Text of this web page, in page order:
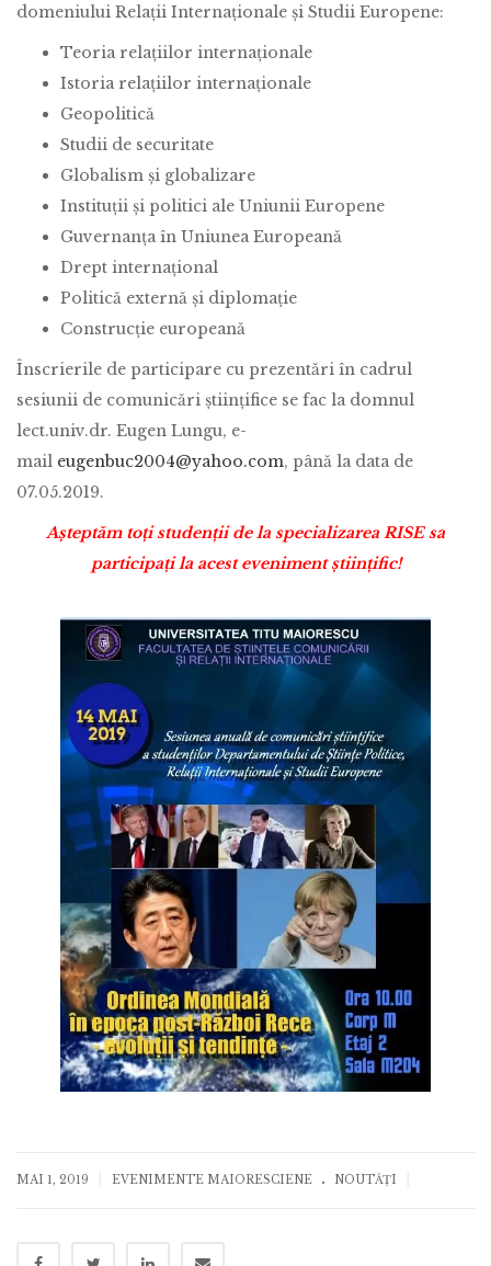
domeniului Relații Internaționale și Studii Europene:
Teoria relațiilor internaționale
Istoria relațiilor internaționale
Geopolitică
Studii de securitate
Globalism și globalizare
Instituții și politici ale Uniunii Europene
Guvernanța în Uniunea Europeană
Drept internațional
Politică externă și diplomație
Construcție europeană
Înscrierile de participare cu prezentări în cadrul
sesiunii de comunicări științifice se fac la domnul
lect.univ.dr. Eugen Lungu, e-
mail eugenbuc2004@yahoo.com, până la data de
07.05.2019.
Așteptăm toți studenții de la specializarea RISE sa
participați la acest eveniment științific!
MAI 1, 2019 EVENIMENTE MAIORESCIENE . NOUTĂȚI